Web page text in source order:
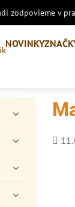
zodpovieme v
NOVINKY